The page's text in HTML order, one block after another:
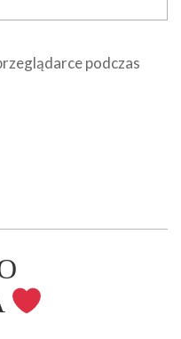
podczas